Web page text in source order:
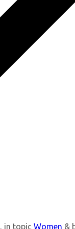
, in topic Women &